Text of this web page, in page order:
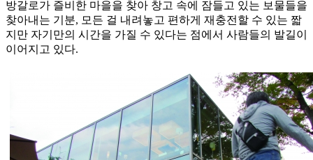
방갈로가 즐비한 마을을 찾아 창고 속에 잠들고 있는 보물들을
찾아내는 기분, 모든 걸 내려놓고 편하게 재충전할 수 있는 짧
지만 자기만의 시간을 가질 수 있다는 점에서 사람들의 발길이
이어지고 있다.